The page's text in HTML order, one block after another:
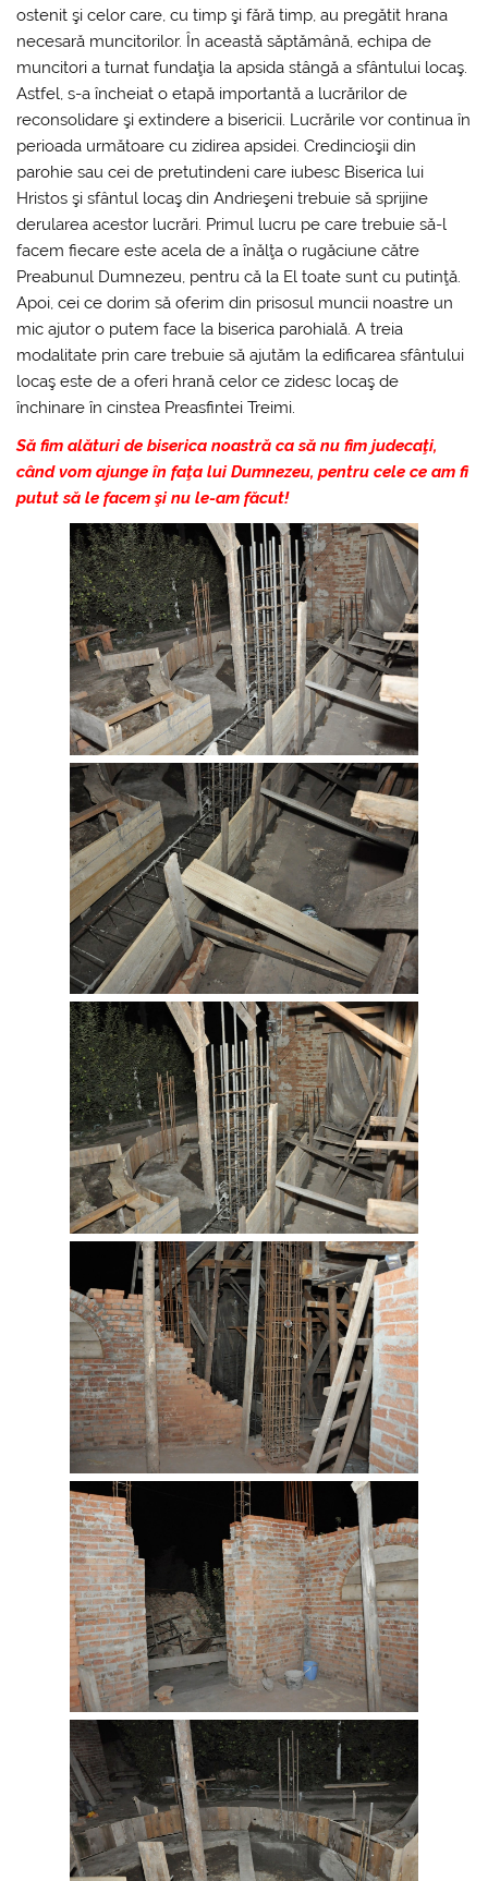
ostenit şi celor care, cu timp şi fără timp, au pregătit hrana
necesară muncitorilor. În această săptămână, echipa de
muncitori a turnat fundaţia la apsida stângă a sfântului locaş.
Astfel, s-a încheiat o etapă importantă a lucrărilor de
reconsolidare şi extindere a bisericii. Lucrările vor continua în
perioada următoare cu zidirea apsidei. Credincioşii din
parohie sau cei de pretutindeni care iubesc Biserica lui
Hristos şi sfântul locaş din Andrieşeni trebuie să sprijine
derularea acestor lucrări. Primul lucru pe care trebuie să-l
facem fiecare este acela de a înălţa o rugăciune către
Preabunul Dumnezeu, pentru că la El toate sunt cu putinţă.
Apoi, cei ce dorim să oferim din prisosul muncii noastre un
mic ajutor o putem face la biserica parohială. A treia
modalitate prin care trebuie să ajutăm la edificarea sfântului
locaş este de a oferi hrană celor ce zidesc locaş de
închinare în cinstea Preasfintei Treimi.
Să fim alături de biserica noastră ca să nu fim judecaţi,
când vom ajunge în faţa lui Dumnezeu, pentru cele ce am fi
putut să le facem şi nu le-am făcut!